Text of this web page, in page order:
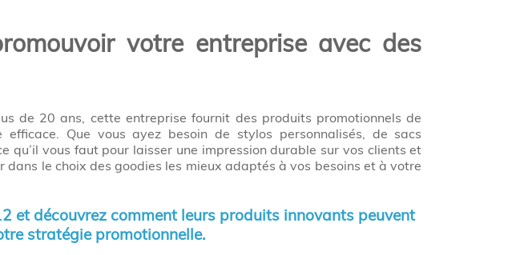
votre entreprise avec des
de 20 ans, cette entreprise fournit des produits promotionnels de
Que vous ayez besoin de stylos personnalisés, de sacs
qu’il vous faut pour laisser une impression durable sur vos clients et
le choix des goodies les mieux adaptés à vos besoins et à votre
et découvrez comment leurs produits innovants peuvent
stratégie promotionnelle.